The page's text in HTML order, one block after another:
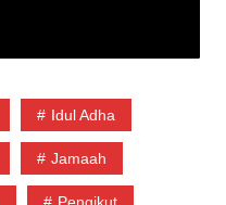
Idul Adha
Jamaah